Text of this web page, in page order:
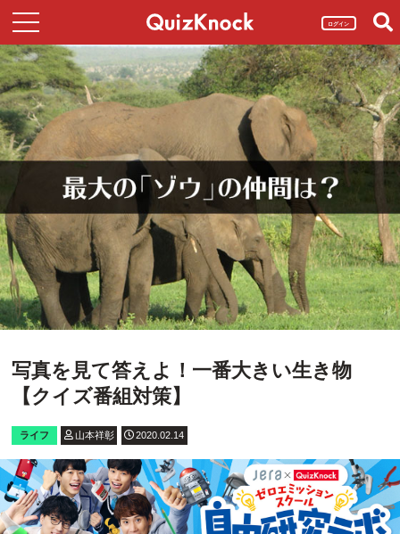
ログイン
写真を見て答えよ！一番大きい生き物
【クイズ番組対策】
ライフ 山本祥彰 2020.02.14